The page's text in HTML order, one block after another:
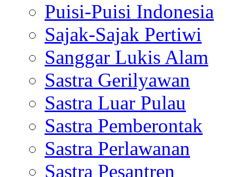
Puisi-Puisi Indonesia
Sajak-Sajak Pertiwi
Sanggar Lukis Alam
Sastra Gerilyawan
Sastra Luar Pulau
Sastra Pemberontak
Sastra Perlawanan
Sastra Pesantren